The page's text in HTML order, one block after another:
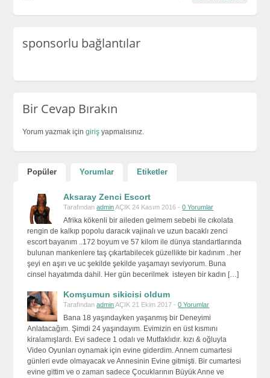
sponsorlu bağlantılar
Bir Cevap Bırakın
Yorum yazmak içingiriş yapmalısınız.
Popüler Yorumlar Etiketler
Aksaray Zenci Escort
TarafındanadminAÇIK 24 Kasım 2016 -0 Yorumlar
Afrika kökenli bir aileden gelmem sebebi ile cıkolata
rengin de kalkıp popolu daracık vajinalı ve uzun bacaklı zenci
escort bayanım ..172 boyum ve 57 kilom ile dünya standartlarında
bulunan mankenlere taş çıkartabilecek güzellikte bir kadınım ..her
şeyi en aşırı ve uc şekilde şekilde yaşamayı seviyorum. Buna
cinsel hayatımda dahil. Her gün becerilmek isteyen bir kadın […]
Komşumun sikicisi oldum
TarafındanadminAÇIK 21 Ekim 2017 -0 Yorumlar
Bana 18 yaşındayken yaşanmış bir Deneyimi
Anlatacağım. Şimdi 24 yaşındayım. Evimizin en üst kısmını
kiralamışlardı. Evi sadece 1 odalı ve Mutfaklıdır. kızı & oğluyla
Video Oyunları oynamak için evine giderdim. Annem cumartesi
günleri evde olmayacak ve Annesinin Evine gitmişti. Bir cumartesi
evine gittim ve o zaman sadece Çocuklarının Büyük Anne ve